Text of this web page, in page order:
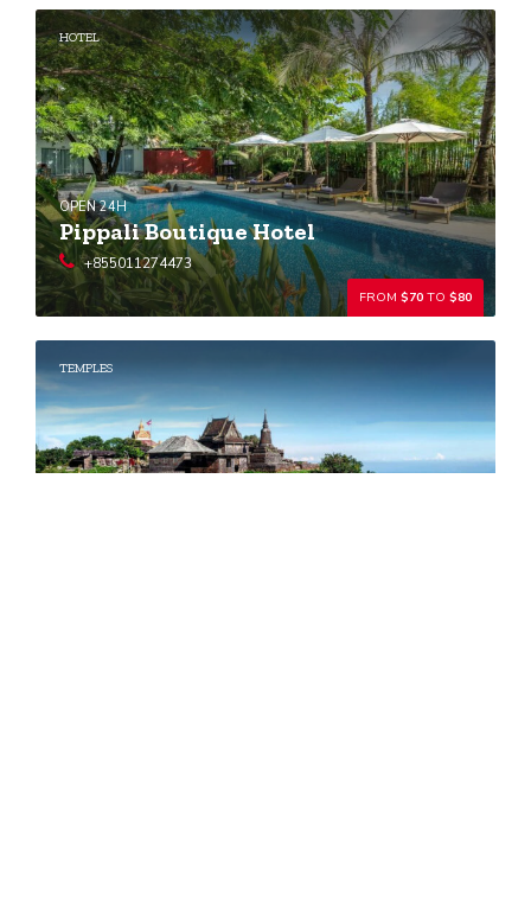
HOTEL
Pippali Boutique Hotel
OPEN 24H
+855011274473
FROM $70 TO $80
TEMPLES